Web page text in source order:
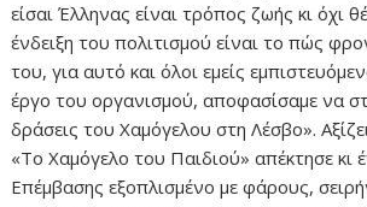
είσαι Έλληνας είναι τρόπος ζωής κι όχι
ένδειξη του πολιτισμού είναι το πώς
του, για αυτό και όλοι εμείς
έργο του οργανισμού, αποφασίσαμε να
δράσεις του Χαμόγελου στη Λέσβο».
«Το Χαμόγελο του Παιδιού» απέκτησε κι
Επέμβασης εξοπλισμένο με φάρους,